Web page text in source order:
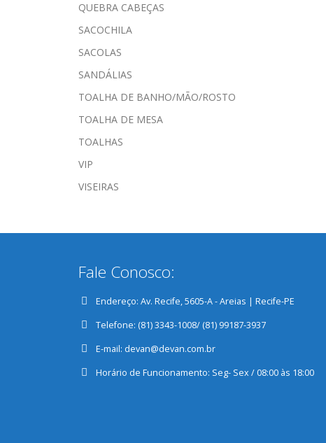
QUEBRA CABEÇAS
SACOCHILA
SACOLAS
SANDÁLIAS
TOALHA DE BANHO/MÃO/ROSTO
TOALHA DE MESA
TOALHAS
VIP
VISEIRAS
Fale Conosco:
Endereço: Av. Recife, 5605-A - Areias | Recife-PE
Telefone: (81) 3343-1008/ (81) 99187-3937
E-mail: devan@devan.com.br
Horário de Funcionamento: Seg- Sex / 08:00 às 18:00